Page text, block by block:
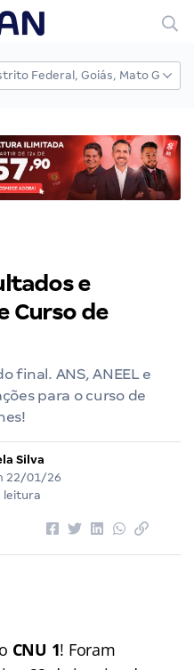
e
Curso de
final. ANS, ANEEL e
para o curso de
Silva
22/01/26
leitura
CNU 1! Foram